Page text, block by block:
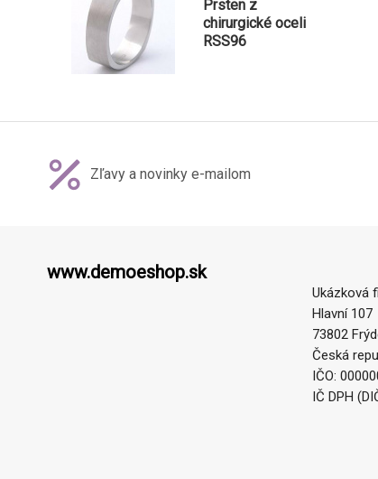
Prsten z
chirurgické oceli
RSS96
Zľavy a novinky e-mailom
www.demoeshop.sk
Ukázková
Hlavní 107
73802
Česká
IČO:
IČ DPH